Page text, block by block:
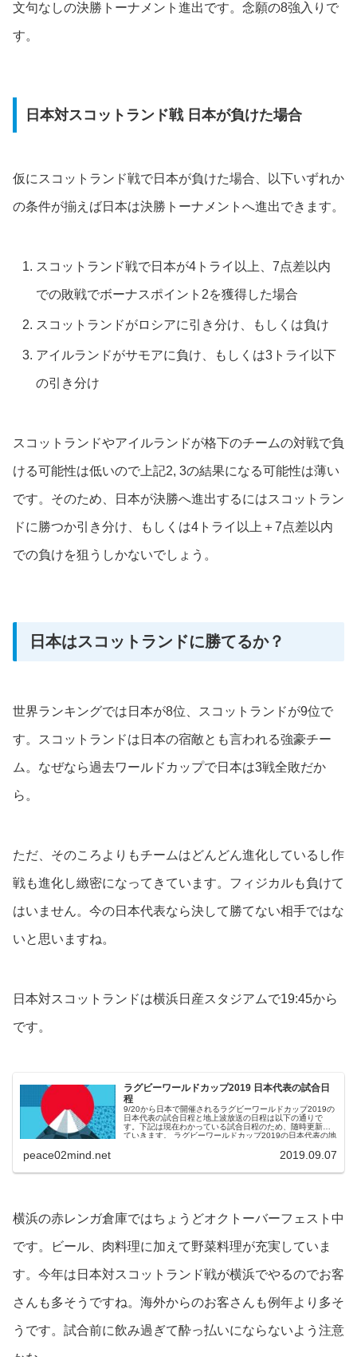
文句なしの決勝トーナメント進出です。念願の8強入りで
す。
日本対スコットランド戦 日本が負けた場合
仮にスコットランド戦で日本が負けた場合、以下いずれか
の条件が揃えば日本は決勝トーナメントへ進出できます。
スコットランド戦で日本が4トライ以上、7点差以内
での敗戦でボーナスポイント2を獲得した場合
スコットランドがロシアに引き分け、もしくは負け
アイルランドがサモアに負け、もしくは3トライ以下
の引き分け
スコットランドやアイルランドが格下のチームの対戦で負
ける可能性は低いので上記2, 3の結果になる可能性は薄い
です。そのため、日本が決勝へ進出するにはスコットラン
ドに勝つか引き分け、もしくは4トライ以上＋7点差以内
での負けを狙うしかないでしょう。
日本はスコットランドに勝てるか？
世界ランキングでは日本が8位、スコットランドが9位で
す。スコットランドは日本の宿敵とも言われる強豪チー
ム。なぜなら過去ワールドカップで日本は3戦全敗だか
ら。
ただ、そのころよりもチームはどんどん進化しているし作
戦も進化し緻密になってきています。フィジカルも負けて
はいません。今の日本代表なら決して勝てない相手ではな
いと思いますね。
日本対スコットランドは横浜日産スタジアムで19:45から
です。
ラグビーワールドカップ2019 日本代表の試合日
程
9/20から日本で開催されるラグビーワールドカップ2019の
日本代表の試合日程と地上波放送の日程は以下の通りで
す。下記は現在わかっている試合日程のため、随時更新し
ていきます。 ラグビーワールドカップ2019の日本代表の地
peace02mind.net 2019.09.07
横浜の赤レンガ倉庫ではちょうどオクトーバーフェスト中
です。ビール、肉料理に加えて野菜料理が充実していま
す。今年は日本対スコットランド戦が横浜でやるのでお客
さんも多そうですね。海外からのお客さんも例年より多そ
うです。試合前に飲み過ぎて酔っ払いにならないよう注意